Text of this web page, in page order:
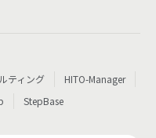
ティング
HITO-Manager
StepBase